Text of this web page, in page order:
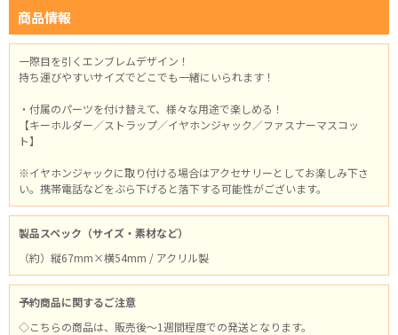
商品情報
一際目を引くエンブレムデザイン！
持ち運びやすいサイズでどこでも一緒にいられます！
・付属のパーツを付け替えて、様々な用途で楽しめる！
【キーホルダー／ストラップ／イヤホンジャック／ファスナーマスコッ
ト】
※イヤホンジャックに取り付ける場合はアクセサリーとしてお楽しみ下さ
い。携帯電話などをぶら下げると落下する可能性がございます。
製品スペック（サイズ・素材など）
（約）縦67mm×横54mm / アクリル製
予約商品に関するご注意
◇こちらの商品は、販売後～1週間程度での発送となります。